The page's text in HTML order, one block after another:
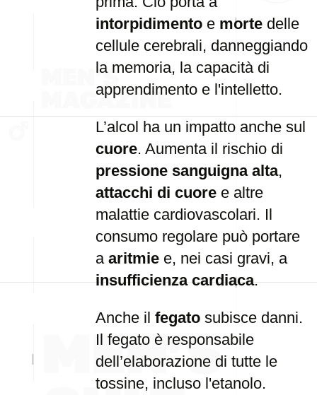
intorpidimento e morte delle
cellule cerebrali, danneggiando
la memoria, la capacità di
apprendimento e l'intelletto.
L’alcol ha un impatto anche sul
cuore. Aumenta il rischio di
pressione sanguigna alta,
attacchi di cuore e altre
malattie cardiovascolari. Il
consumo regolare può portare
a aritmie e, nei casi gravi, a
insufficienza cardiaca.
Anche il fegato subisce danni.
Il fegato è responsabile
dell’elaborazione di tutte le
tossine, incluso l'etanolo.